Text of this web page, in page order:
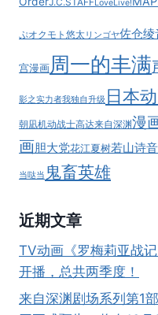
LoveLive!
ぷオクモト悠太リンゴヤ佐仓绫
宫漫画周一的丰满
影之实力者我独自升级 日本
朝凪机动战士高达来自深渊漫
画胆大党花江夏树若山诗音
当哒当 鬼畜英雄
近期文章
TV动画《罗梅莉亚战
开播，总共两季度！
来自深渊剧场系列第1